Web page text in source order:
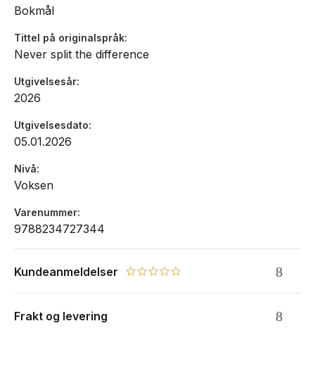
Bokmål
Tittel på originalspråk
Never split the difference
Utgivelsesår
2026
Utgivelsesdato
05.01.2026
Nivå
Voksen
Varenummer
9788234727344
Kundeanmeldelser 0.0 star rating
Frakt og levering